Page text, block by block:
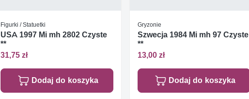
Figurki / Statuetki
USA 1997 Mi mh 2802 Czyste
**
31,75 zł
Dodaj do koszyka
Gryzonie
Szwecja 1984 Mi mh 97 Czyste
**
13,00 zł
Dodaj do koszyka